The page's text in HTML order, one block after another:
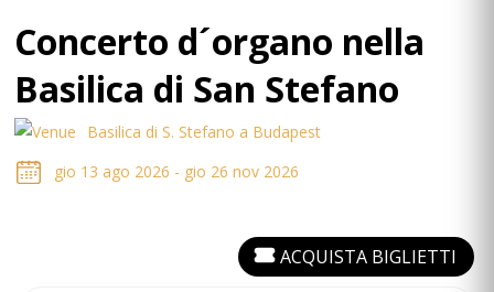
Concerto d´organo nella
Basilica di San Stefano
Basilica di S. Stefano a Budapest
gio 13 ago 2026 - gio 26 nov 2026
ACQUISTA BIGLIETTI